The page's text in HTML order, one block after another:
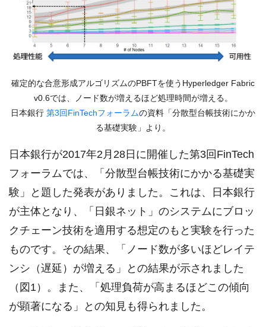
確定的な合意形成アルゴリズムのPBFTを使うHyperledger Fabric
v0.6では、ノード数が増えるほど処理時間が増える。
日本銀行 第3回FinTechフォーラムの資料「分散型台帳技術にかか
る基礎実験」より。
日本銀行が2017年2月28日に開催した第3回FinTech
フォーラムでは、「分散型台帳技術にかかる基礎実
験」と題した発表がありました。これは、日本銀行
が主体となり、「日銀ネット」のシステムにブロッ
クチェーン技術を適用する想定のもと実験を行った
ものです。その結果、「ノード数が多いほどレイテ
ンシ（遅延）が増える」との結果が示されました
（図1）。また、「処理負荷が高まるほどこの傾向
が顕著になる」との知見も得られました。